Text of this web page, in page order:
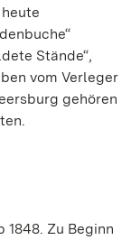
Stände“,
vom Verleger
gehören
Zu Beginn